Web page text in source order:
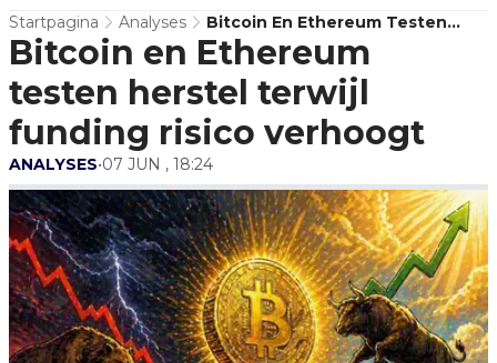
Startpagina Analyses
Bitcoin En Ethereum Testen
Herstel Terwijl Funding Risico
Verhoogt
Bitcoin en Ethereum
testen herstel terwijl
funding risico verhoogt
ANALYSES•07 JUN , 18:24